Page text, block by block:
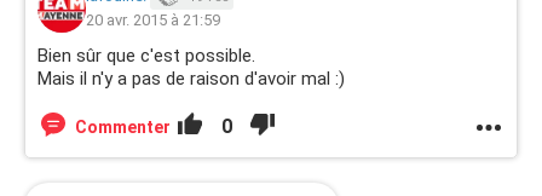
20 avr. 2015 à 21:59
Bien sûr que c'est possible.
Mais il n'y a pas de raison d'avoir mal :)
Commenter 0